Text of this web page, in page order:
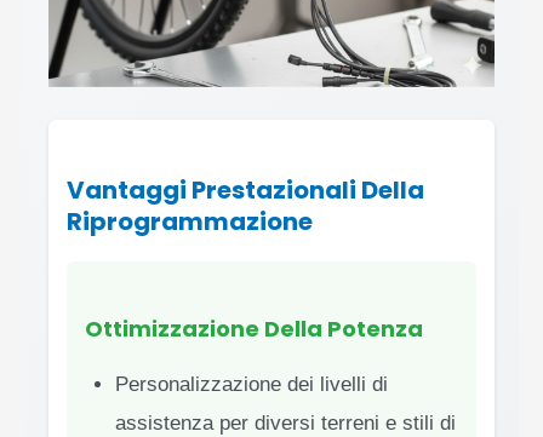
Vantaggi Prestazionali Della
Riprogrammazione
Ottimizzazione Della Potenza
Personalizzazione dei livelli di
assistenza per diversi terreni e stili di